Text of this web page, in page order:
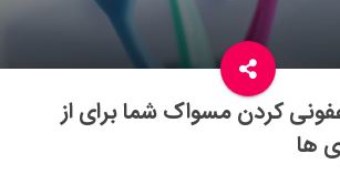
کردن مسواک شما برای از
ها